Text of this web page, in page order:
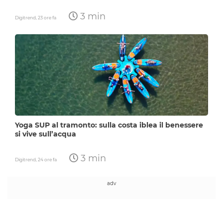
Digitrend,23 ore fa 3 min
Yoga SUP al tramonto: sulla costa iblea il benessere
si vive sull’acqua
Digitrend,24 ore fa 3 min